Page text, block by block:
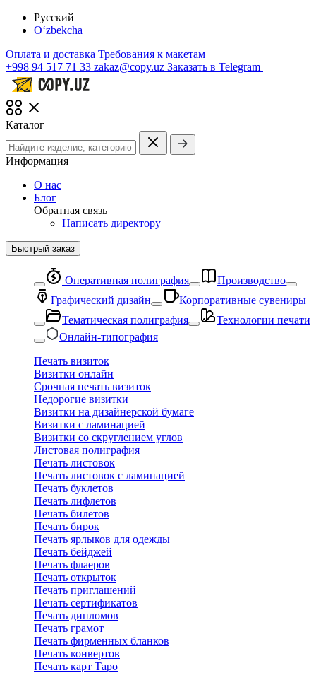
Русский
O‘zbekcha
Оплата и доставка Требования к макетам
+998 94 517 71 33 zakaz@copy.uz Заказать в Telegram
Каталог
Информация
О нас
Блог
Обратная связь
Написать директору
Быстрый заказ
Оперативная полиграфия
Производство
Графический дизайн
Корпоративные сувениры
Тематическая полиграфия
Технологии печати
Онлайн-типография
Печать визиток
Визитки онлайн
Срочная печать визиток
Недорогие визитки
Визитки на дизайнерской бумаге
Визитки с ламинацией
Визитки со скруглением углов
Листовая полиграфия
Печать листовок
Печать листовок с ламинацией
Печать буклетов
Печать лифлетов
Печать билетов
Печать бирок
Печать ярлыков для одежды
Печать бейджей
Печать флаеров
Печать открыток
Печать приглашений
Печать сертификатов
Печать дипломов
Печать грамот
Печать фирменных бланков
Печать конвертов
Печать карт Таро